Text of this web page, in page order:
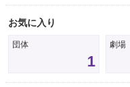
お気に入り
団体
1
劇場